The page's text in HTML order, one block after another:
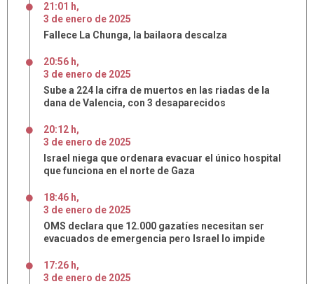
21:01 h,
3 de enero de 2025
Fallece La Chunga, la bailaora descalza
20:56 h,
3 de enero de 2025
Sube a 224 la cifra de muertos en las riadas de la
dana de Valencia, con 3 desaparecidos
20:12 h,
3 de enero de 2025
Israel niega que ordenara evacuar el único hospital
que funciona en el norte de Gaza
18:46 h,
3 de enero de 2025
OMS declara que 12.000 gazatíes necesitan ser
evacuados de emergencia pero Israel lo impide
17:26 h,
3 de enero de 2025